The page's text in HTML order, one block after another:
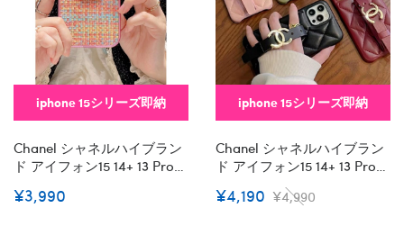
iphone 15シリーズ即納
Chanel シャネルハイブラン
ド アイフォン15 14+ 13 Pro
おしゃれiphone 15 2023 14
¥3,990
iphone 15シリーズ即納
Chanel シャネルハイブラン
ド アイフォン15 14+ 13 Pro
Max レディースメンズ激安
韓国風セレブ愛用 Iphone 15
¥4,190 ¥4,990